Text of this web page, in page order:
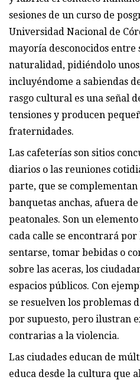
sesiones de un curso de
Universidad Nacional de
mayoría desconocidos
naturalidad, pidiéndolo
incluyéndome a sabiendas
rasgo cultural es una señal
tensiones y producen
fraternidades.
Las cafeterías son sitios
diarios o las reuniones
parte, que se complementan
banquetas anchas, afuera de
peatonales. Son un
cada calle se encontrará
sentarse, tomar bebidas o
sobre las aceras, los
espacios públicos. Con
se resuelven los problemas
por supuesto, pero ilustran
contrarias a la violencia.
Las ciudades educan de
educa desde la cultura que